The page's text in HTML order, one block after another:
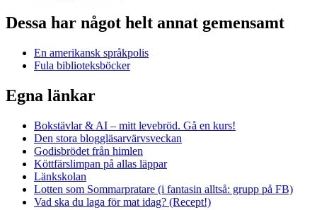
Dessa har något helt annat gemensamt
En amerikansk språkpolis
Fula biblioteksböcker
Egna länkar
Bokstävlar & AI – mitt levebröd. Gå en kurs!
Den stora bloggläsarvärvsveckan
Godisbrödet från himlen
Köttfärslimpan på allas läppar
Länkskolan
Lotten som Sommarpratare (i fantasin alltså: grupp på FB)
Vad ska du laga för mat idag? (Recept!)